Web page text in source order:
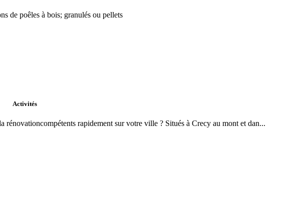
de poêles à bois; granulés ou pellets
Activités
rénovationcompétents rapidement sur votre ville ? Situés à Crecy au mont et dan...